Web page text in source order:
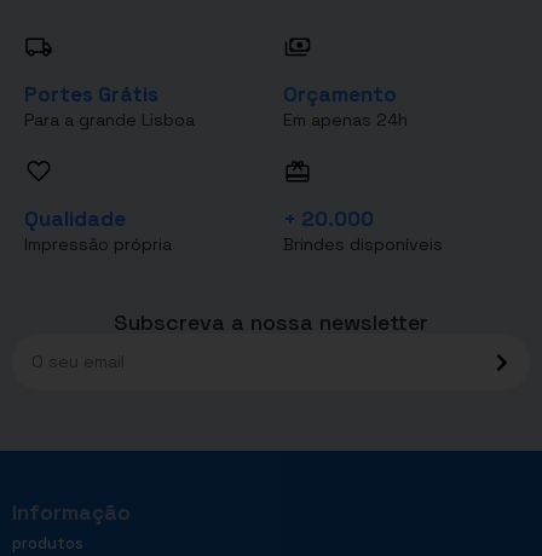
Portes Grátis
Para a grande Lisboa
Orçamento
Em apenas 24h
Qualidade
Impressão própria
+ 20.000
Brindes disponíveis
Subscreva a nossa newsletter
Informação
produtos